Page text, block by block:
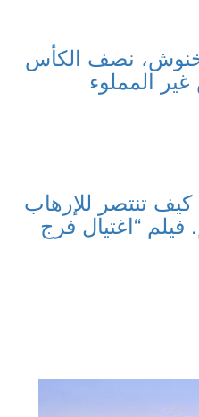
نصف الكأس
المملوء
تنتصر للإرهاب
فيلم “اغتيال فرج